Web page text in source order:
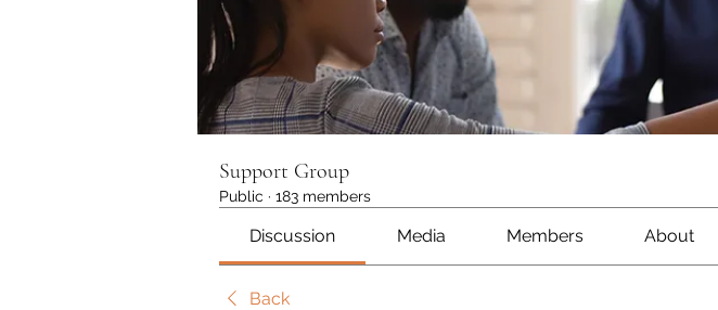
Support Group
Public · 183 members
Discussion Media Members About
Back